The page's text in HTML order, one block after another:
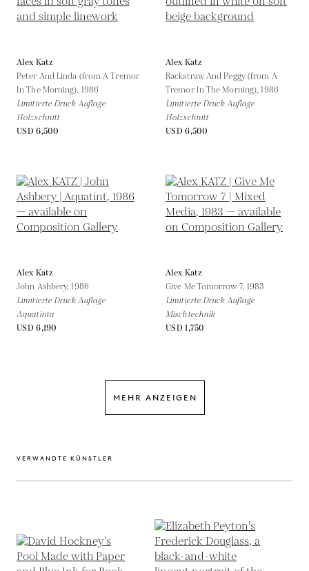
Alex Katz
Peter And Linda (from A Tremor
In The Morning), 1986
Limitierte Druck Auflage
Holzschnitt
USD 6,500
Alex Katz
Rackstraw And Peggy (from A
Tremor In The Morning),1986
Limitierte Druck Auflage
Holzschnitt
USD 6,500
Alex Katz
John Ashbery,1986
Limitierte Druck Auflage
Aquatinta
USD 6,190
Alex Katz
Give Me Tomorrow 7, 1983
Limitierte Druck Auflage
Mischtechnik
USD 1,750
MEHR ANZEIGEN
VERWANDTE KÜNSTLER